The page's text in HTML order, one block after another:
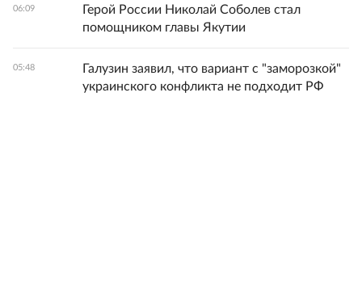
06:09
Герой России Николай Соболев стал
помощником главы Якутии
05:48
Галузин заявил, что вариант с "заморозкой"
украинского конфликта не подходит РФ